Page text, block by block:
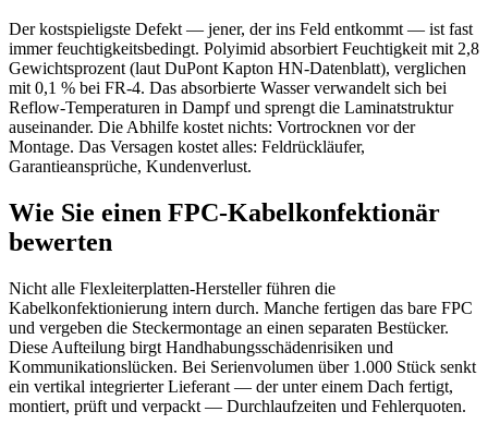
Der kostspieligste Defekt — jener, der ins Feld entkommt — ist fast
immer feuchtigkeitsbedingt. Polyimid absorbiert Feuchtigkeit mit 2,8
Gewichtsprozent (laut DuPont Kapton HN-Datenblatt), verglichen
mit 0,1 % bei FR-4. Das absorbierte Wasser verwandelt sich bei
Reflow-Temperaturen in Dampf und sprengt die Laminatstruktur
auseinander. Die Abhilfe kostet nichts: Vortrocknen vor der
Montage. Das Versagen kostet alles: Feldrückläufer,
Garantieansprüche, Kundenverlust.
Wie Sie einen FPC-Kabelkonfektionär
bewerten
Nicht alle Flexleiterplatten-Hersteller führen die
Kabelkonfektionierung intern durch. Manche fertigen das bare FPC
und vergeben die Steckermontage an einen separaten Bestücker.
Diese Aufteilung birgt Handhabungsschädenrisiken und
Kommunikationslücken. Bei Serienvolumen über 1.000 Stück senkt
ein vertikal integrierter Lieferant — der unter einem Dach fertigt,
montiert, prüft und verpackt — Durchlaufzeiten und Fehlerquoten.